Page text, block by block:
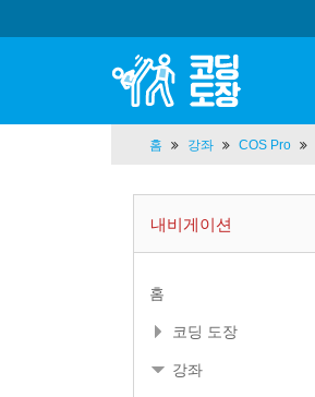
홈 강좌 COS Pro
내비게이션
홈
코딩 도장
강좌